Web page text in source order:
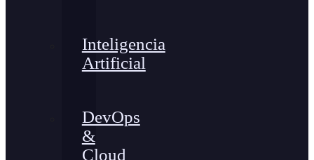
Inteligencia
Artificial
DevOps
&
Cloud